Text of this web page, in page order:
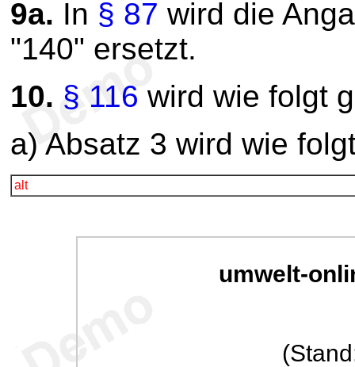
9a. In § 87 wird die
"140" ersetzt.
10. § 116 wird wie folgt
a) Absatz 3 wird wie
alt
umwelt-